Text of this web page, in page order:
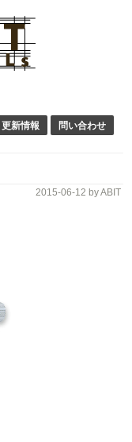
更新情報 問い合わせ
2015-06-12 by ABIT